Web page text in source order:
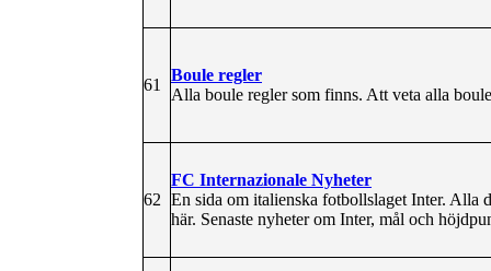
61
Boule regler
Alla boule regler som finns. Att veta alla
62
FC Internazionale Nyheter
En sida om italienska fotbollslaget Inter. Alla
här. Senaste nyheter om Inter, mål och